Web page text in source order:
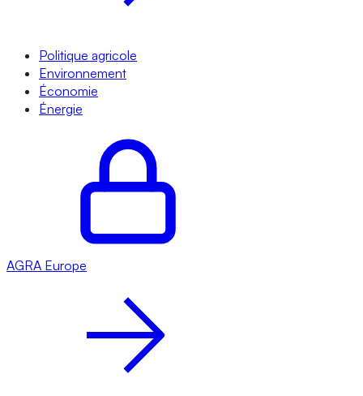
Politique agricole
Environnement
Économie
Énergie
AGRA Europe